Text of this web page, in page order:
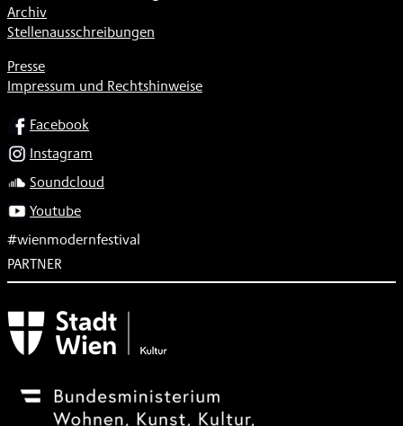
Archiv
Stellenausschreibungen
Presse
Impressum und Rechtshinweise
SOCIALFacebook
Instagram
Soundcloud
Youtube
#wienmodernfestival
PARTNER
Subventionsgeber